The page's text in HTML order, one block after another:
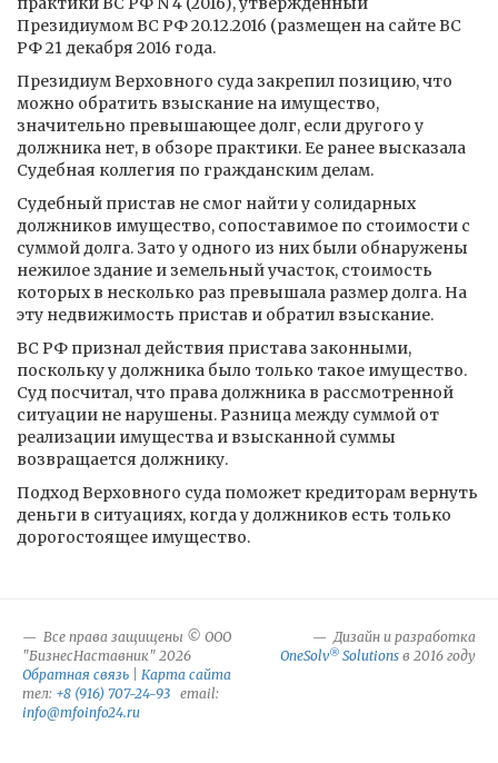
Президиумом ВС РФ 20.12.2016 (размещен на сайте ВС
РФ 21 декабря 2016 года.
Президиум Верховного суда закрепил позицию, что
можно обратить взыскание на имущество,
значительно превышающее долг, если другого у
должника нет, в обзоре практики. Ее ранее высказала
Судебная коллегия по гражданским делам.
Судебный пристав не смог найти у солидарных
должников имущество, сопоставимое по стоимости с
суммой долга. Зато у одного из них были обнаружены
нежилое здание и земельный участок, стоимость
которых в несколько раз превышала размер долга. На
эту недвижимость пристав и обратил взыскание.
ВС РФ признал действия пристава законными,
поскольку у должника было только такое имущество.
Суд посчитал, что права должника в рассмотренной
ситуации не нарушены. Разница между суммой от
реализации имущества и взысканной суммы
возвращается должнику.
Подход Верховного суда поможет кредиторам вернуть
деньги в ситуациях, когда у должников есть только
дорогостоящее имущество.
Все права защищены © ООО
"БизнесНаставник" 2026
Обратная связь
Карта сайта
тел: +8 (916) 707-24-93 email:
info@mfoinfo24.ru
Дизайн и разработка
OneSolv® Solutions в 2016 году